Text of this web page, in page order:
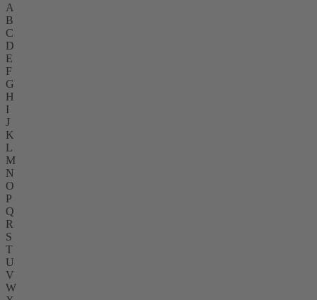
A
B
C
D
E
F
G
H
I
J
K
L
M
N
O
P
Q
R
S
T
U
V
W